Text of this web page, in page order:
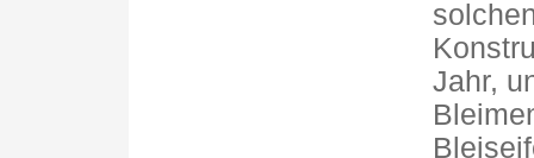
Jahr,